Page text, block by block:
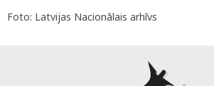
Foto: Latvijas Nacionālais arhīvs